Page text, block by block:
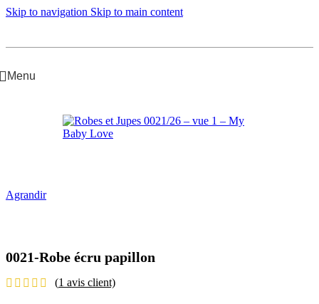
Skip to navigation Skip to main content
Menu
Agrandir
0021-Robe écru papillon
(1 avis client)